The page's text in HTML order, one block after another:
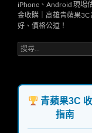
iPhone、Android 現場
金收購｜高雄青蘋果3C
好、價格公道！
搜
尋
字:
青蘋果3C
指南